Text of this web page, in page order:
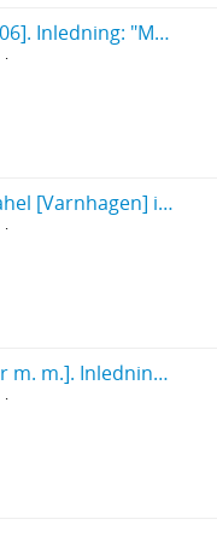
[Reseanteckningar 1906]. Inledning: "Munchen sommaren 1906... ".
Anteckningar öfver Rahel [Varnhagen] i Biblioteket i Munchen juli 1906.
[Dagboksanteckningar m. m.]. Inledning: "Ems, juli 1908 - ".